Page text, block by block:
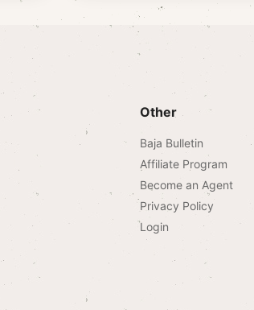
Other
Baja Bulletin
Affiliate Program
Become an Agent
Privacy Policy
Login